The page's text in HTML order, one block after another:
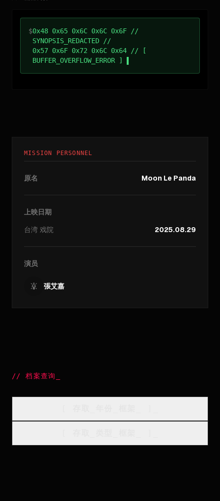
$0x48 0x65 0x6C 0x6C 0x6F //
SYNOPSIS_REDACTED //
0x57 0x6F 0x72 0x6C 0x64 // [
BUFFER_OVERFLOW_ERROR ]
MISSION PERSONNEL
原名 Moon Le Panda
上映日期
台湾 戏院 2025.08.29
演员
張艾嘉
//档案查询